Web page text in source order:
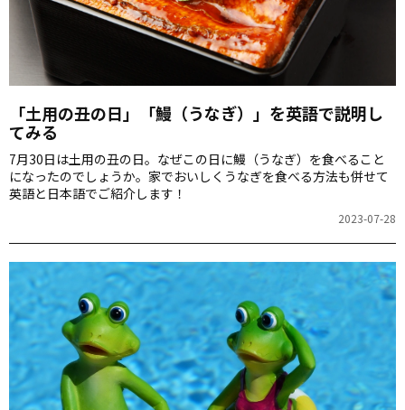
「土用の丑の日」「鰻（うなぎ）」を英語で説明し
てみる
7月30日は土用の丑の日。なぜこの日に鰻（うなぎ）を食べること
になったのでしょうか。家でおいしくうなぎを食べる方法も併せて
英語と日本語でご紹介します！
2023-07-28